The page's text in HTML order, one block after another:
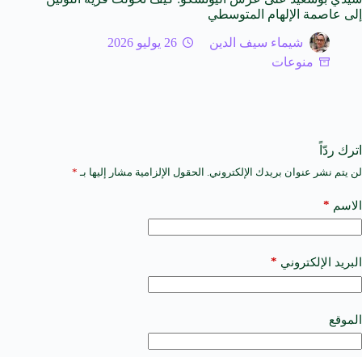
إلى عاصمة الإلهام المتوسطي
شيماء سيف الدين
26 يوليو 2026
منوعات
اترك ردّاً
لن يتم نشر عنوان بريدك الإلكتروني. الحقول الإلزامية مشار إليها بـ *
الاسم *
البريد الإلكتروني *
الموقع
A
t
e
a
t
i
e
: